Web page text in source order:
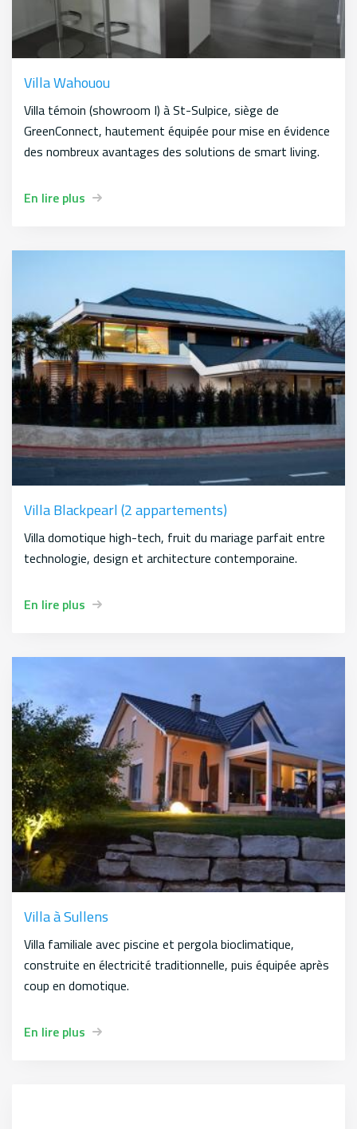
Villa Wahouou
Villa témoin (showroom I) à St-Sulpice, siège de
GreenConnect, hautement équipée pour mise en évidence
des nombreux avantages des solutions de smart living.
En lire plus
Villa Blackpearl (2 appartements)
Villa domotique high-tech, fruit du mariage parfait entre
technologie, design et architecture contemporaine.
En lire plus
Villa à Sullens
Villa familiale avec piscine et pergola bioclimatique,
construite en électricité traditionnelle, puis équipée après
coup en domotique.
En lire plus